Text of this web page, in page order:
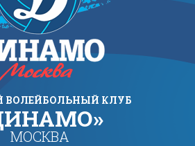
ВОЛЕЙБОЛЬНЫЙ КЛУБ
МОСКВА